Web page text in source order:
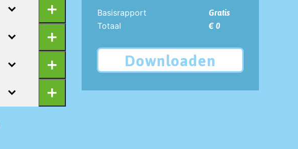
Basisrapport
Gratis
Totaal
€ 0
Downloaden